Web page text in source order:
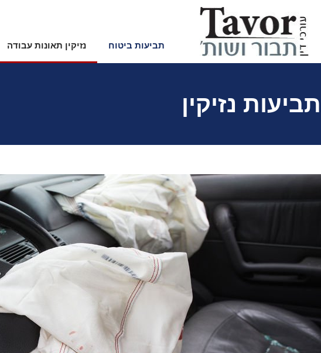
תביעות ביטוח נזיקין תאונות עבודה
תביעות נזיקין